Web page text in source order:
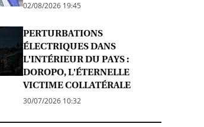
02/08/2026 19:45
PERTURBATIONS
ÉLECTRIQUES DANS
L'INTÉRIEUR DU PAYS :
DOROPO, L'ÉTERNELLE
VICTIME COLLATÉRALE
30/07/2026 10:32